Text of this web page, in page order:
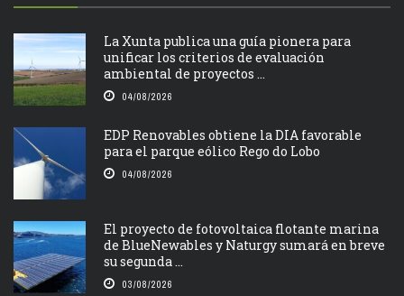
La Xunta publica una guía pionera para
unificar los criterios de evaluación
ambiental de proyectos ...
04/08/2026
EDP Renovables obtiene la DIA favorable
para el parque eólico Rego do Lobo
04/08/2026
El proyecto de fotovoltaica flotante marina
de BlueNewables y Naturgy sumará en breve
su segunda ...
03/08/2026